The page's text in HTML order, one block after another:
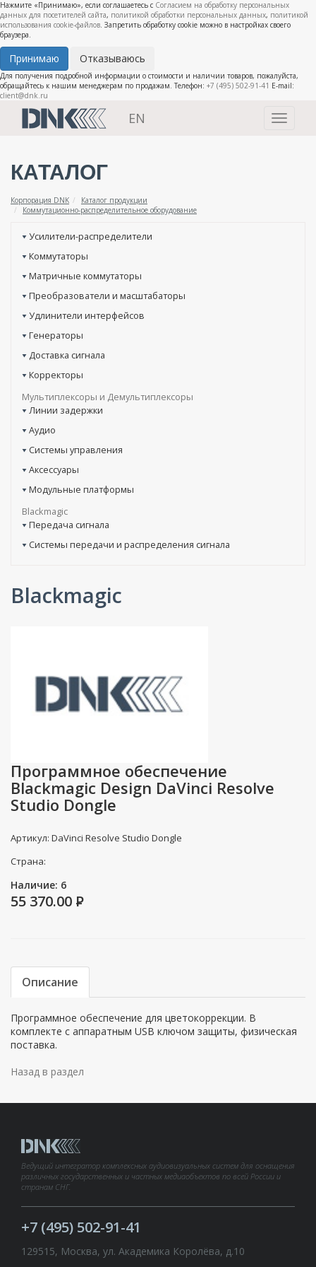
Нажмите «Принимаю», если соглашаетесь с Согласием на обработку персональных
данных для посетителей сайта, политикой обработки персональных данных, политикой
использования cookie-файлов. Запретить обработку cookie можно в настройках своего
браузера.
Принимаю Отказываюсь
Для получения подробной информации о стоимости и наличии товаров, пожалуйста,
обращайтесь к нашим менеджерам по продажам. Телефон: +7 (495) 502-91-41 E-mail:
client@dnk.ru
Toggle
EN
КАТАЛОГ
Корпорация DNK
Каталог продукции
Коммутационно-распределительное оборудование
Усилители-распределители
Коммутаторы
Матричные коммутаторы
Преобразователи и масштабаторы
Удлинители интерфейсов
Генераторы
Доставка сигнала
Корректоры
Мультиплексоры и Демультиплексоры
Линии задержки
Аудио
Системы управления
Аксессуары
Модульные платформы
Blackmagic
Передача сигнала
Системы передачи и распределения сигнала
Blackmagic
Программное обеспечение
Blackmagic Design DaVinci Resolve
Studio Dongle
Артикул: DaVinci Resolve Studio Dongle
Страна:
Наличие: 6
55 370.00 P
Описание
Программное обеспечение для цветокоррекции. В
комплекте с аппаратным USB ключом защиты, физическая
поставка.
Назад в раздел
Ведущий интегратор комплексных аудиовизуальных систем для оснащения
различных государственных и частных медиаобъектов по всей России и
странам СНГ.
+7 (495) 502-91-41
129515, Москва, ул. Академика Королёва, д.10